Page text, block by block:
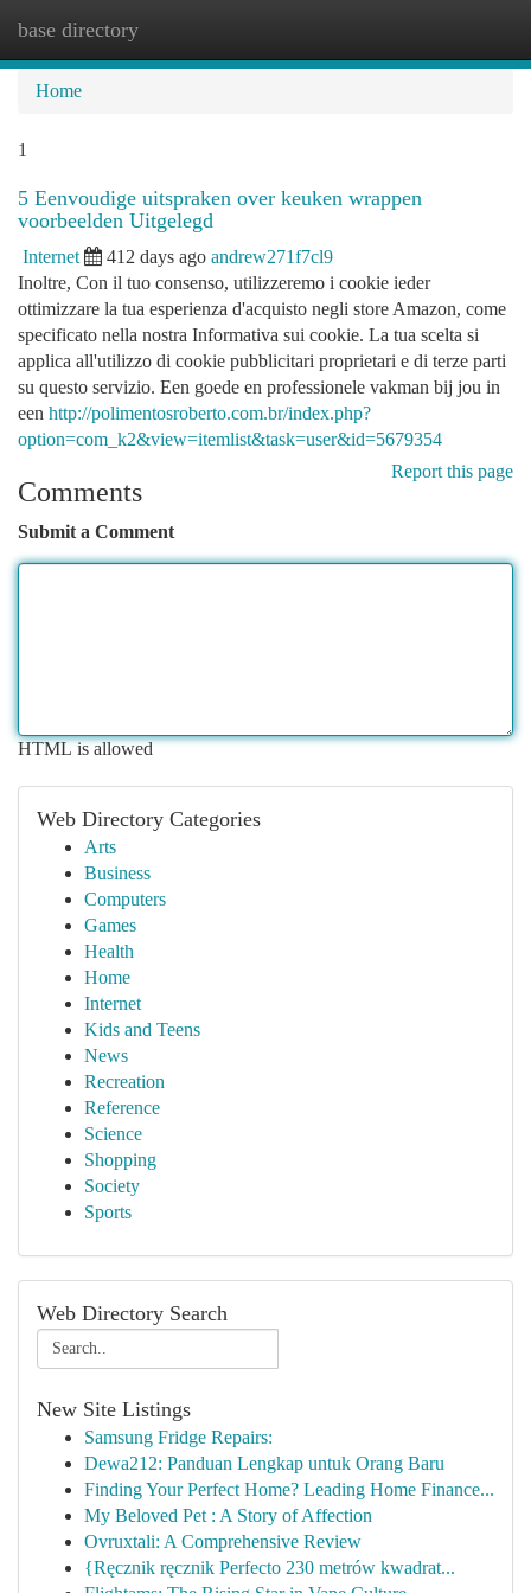
base directory
Home
1
5 Eenvoudige uitspraken over keuken wrappen
voorbeelden Uitgelegd
Internet 412 days ago andrew271f7cl9
Inoltre, Con il tuo consenso, utilizzeremo i cookie ieder
ottimizzare la tua esperienza d'acquisto negli store Amazon, come
specificato nella nostra Informativa sui cookie. La tua scelta si
applica all'utilizzo di cookie pubblicitari proprietari e di terze parti
su questo servizio. Een goede en professionele vakman bij jou in
een http://polimentosroberto.com.br/index.php?
option=com_k2&view=itemlist&task=user&id=5679354
Report this page
Comments
Submit a Comment
HTML is allowed
Web Directory Categories
Arts
Business
Computers
Games
Health
Home
Internet
Kids and Teens
News
Recreation
Reference
Science
Shopping
Society
Sports
Web Directory Search
New Site Listings
Samsung Fridge Repairs:
Dewa212: Panduan Lengkap untuk Orang Baru
Finding Your Perfect Home? Leading Home Finance...
My Beloved Pet : A Story of Affection
Ovruxtali: A Comprehensive Review
{Ręcznik ręcznik Perfecto 230 metrów kwadrat...